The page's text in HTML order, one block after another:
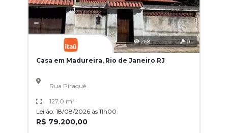
268 0
Casa em Madureira, Rio de Janeiro RJ
Rua Piraquê
127,0 m²
Leilão: 18/08/2026 às 11h00
R$ 79.200,00